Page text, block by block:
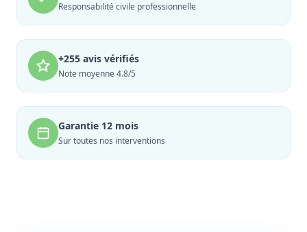
Responsabilité civile professionnelle
+255 avis vérifiés
Note moyenne 4.8/5
Garantie 12 mois
Sur toutes nos interventions